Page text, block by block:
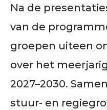
Na de
van de
groepen uiteen
over het
2027–2030.
stuur- en